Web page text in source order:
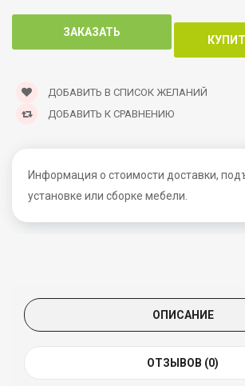
ДОБАВИТЬ В СПИСОК ЖЕЛАНИЙ
ДОБАВИТЬ К СРАВНЕНИЮ
Информация о стоимости доставки,
установке или сборке мебели.
ОПИСАНИЕ
ОТЗЫВОВ (0)